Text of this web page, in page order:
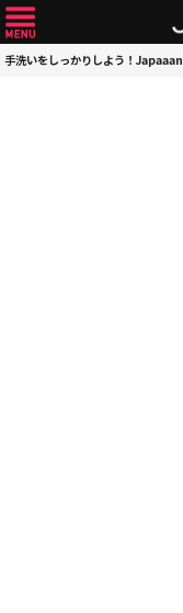
手洗いをしっかりしよう！Japaaan